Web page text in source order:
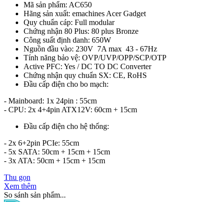
Mã sản phẩm: AC650
Hãng sản xuất: emachines Acer Gadget
Quy chuẩn cáp: Full modular
Chứng nhận 80 Plus: 80 plus Bronze
Công suất định danh: 650W
Nguồn đầu vào: 230V 7A max 43 - 67Hz
Tính năng bảo vệ: OVP/UVP/OPP/SCP/OTP
Active PFC: Yes / DC TO DC Converter
Chứng nhận quy chuẩn SX: CE, RoHS
Đầu cấp điện cho bo mạch:
- Mainboard: 1x 24pin : 55cm
- CPU: 2x 4+4pin ATX12V: 60cm + 15cm
Đầu cấp điện cho hệ thống:
- 2x 6+2pin PCIe: 55cm
- 5x SATA: 50cm + 15cm + 15cm
- 3x ATA: 50cm + 15cm + 15cm
Thu gọn
Xem thêm
So sánh sản phẩm...